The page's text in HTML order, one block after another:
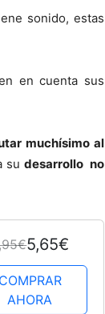
sonido, estas
en cuenta sus
muchísimo al
su desarrollo no
5,65€
COMPRAR
AHORA